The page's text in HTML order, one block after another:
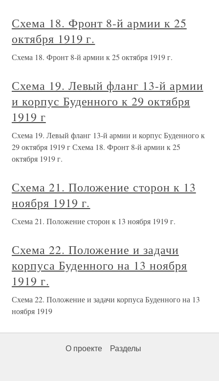
Схема 18. Фронт 8-й армии к 25
октября 1919 г.
Схема 18. Фронт 8-й армии к 25 октября 1919 г.
Схема 19. Левый фланг 13-й армии
и корпус Буденного к 29 октября
1919 г
Схема 19. Левый фланг 13-й армии и корпус Буденного к
29 октября 1919 г Схема 18. Фронт 8-й армии к 25
октября 1919 г.
Схема 21. Положение сторон к 13
ноября 1919 г.
Схема 21. Положение сторон к 13 ноября 1919 г.
Схема 22. Положение и задачи
корпуса Буденного на 13 ноября
1919 г.
Схема 22. Положение и задачи корпуса Буденного на 13
ноября 1919
О проекте Разделы